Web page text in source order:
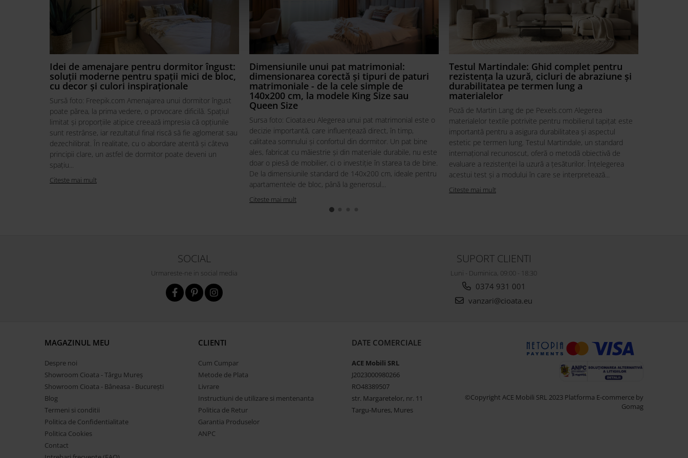
Idei de amenajare pentru dormitor îngust:
soluții moderne pentru spații mici de bloc,
cu decor și culori inspiraționale
Sursă foto: Freepik.com Amenajarea unui dormitor îngust
poate părea, la prima vedere, o provocare dificilă. Spațiul
limitat și proporțiile atipice creează impresia că opțiunile
sunt restrânse, iar rezultatul final riscă să fie aglomerat sau
dezechilibrat. În realitate, cu o abordare atentă și câteva
principii clare, un astfel de dormitor poate deveni un
spațiu...
Citeste mai mult
Dimensiunile unui pat matrimonial:
dimensionarea corectă și tipuri de paturi
matrimoniale - de la cele simple de
140x200 cm, la modele King Size sau
Queen Size
Sursa foto: Cioata.eu Alegerea unui pat matrimonial este o
decizie importantă, care influențează direct, în timp,
calitatea somnului și confortul din dormitor. Un pat bine
ales, fabricat cu măiestrie și din materiale durabile, nu este
doar o piesă de mobilier, ci o investiție în starea ta de bine.
De la dimensiunile standard de 140x200 cm, ideale pentru
apartamentele de bloc, până la generosul...
Citeste mai mult
Testul Martindale: Ghid complet pentru
rezistența la uzură, cicluri de abraziune și
durabilitatea pe termen lung a
materialelor
Poză de Martin Lang de pe Pexels.com Alegerea
materialelor textile potrivite pentru mobilierul tapițat este
importantă pentru a asigura durabilitatea și aspectul
estetic pe termen lung. Testul Martindale, un standard
internațional recunoscut, oferă o metodă obiectivă de
evaluare a rezistenței la uzură a țesăturilor. Înțelegerea
acestui test și a modului în care se interpretează...
Citeste mai mult
SOCIAL
Urmareste-ne in social media
SUPORT CLIENTI
Luni - Duminica, 09:00 - 18:30
0374 931 001
vanzari@cioata.eu
MAGAZINUL MEU
Despre noi
Showroom Cioata - Târgu Mureș
Showroom Cioata - Bâneasa - București
Blog
Termeni si conditii
Politica de Confidentialitate
Politica Cookies
Contact
CLIENTI
Cum Cumpar
Metode de Plata
Livrare
Instructiuni de utilizare si mentenanta
Politica de Retur
Garantia Produselor
ANPC
DATE COMERCIALE
ACE Mobili SRL
J2023000980266
RO48389507
str. Margaretelor, nr. 11
Targu-Mures, Mures
©Copyright ACE Mobili SRL 2023 Platforma E-commerce by
Gomag